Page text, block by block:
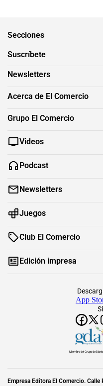
Secciones
Suscríbete
Newsletters
Acerca de El Comercio
Grupo El Comercio
Videos
Podcast
Newsletters
Juegos
Club El Comercio
Edición impresa
App
Miembro del Grupo de
Empresa Editora El Comercio.